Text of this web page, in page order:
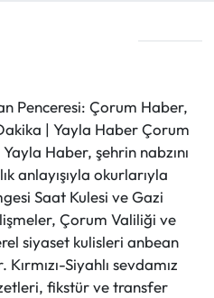
Penceresi: Çorum Haber,
| Yayla Haber Çorum
Yayla Haber, şehrin nabzını
anlayışıyla okurlarıyla
Saat Kulesi ve Gazi
Çorum Valiliği ve
siyaset kulisleri anbean
Siyahlı sevdamız
fikstür ve transfer